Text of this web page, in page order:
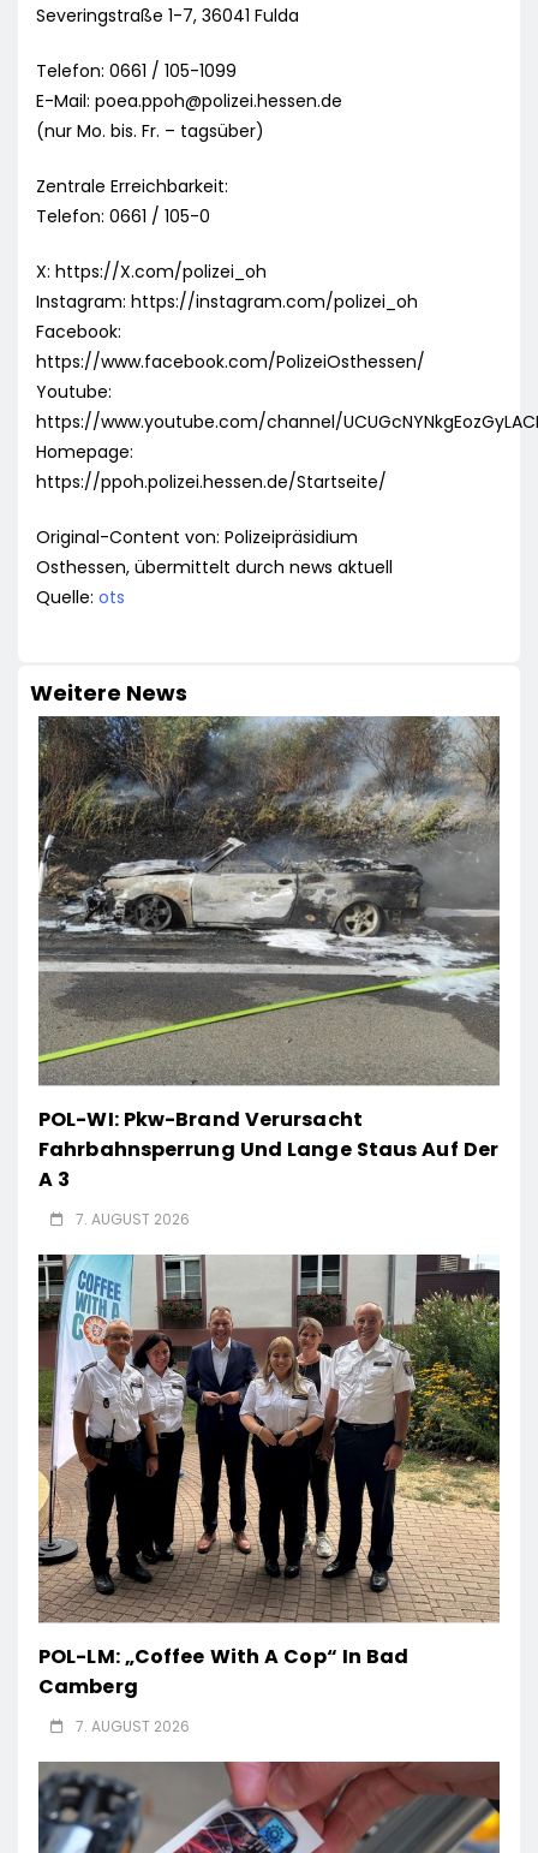
Severingstraße 1-7, 36041 Fulda
Telefon: 0661 / 105-1099
E-Mail: poea.ppoh@polizei.hessen.de
(nur Mo. bis. Fr. – tagsüber)
Zentrale Erreichbarkeit:
Telefon: 0661 / 105-0
X: https://X.com/polizei_oh
Instagram: https://instagram.com/polizei_oh
Facebook:
https://www.facebook.com/PolizeiOsthessen/
Youtube:
https://www.youtube.com/channel/
Homepage:
https://ppoh.polizei.hessen.de/Startseite/
Original-Content von: Polizeipräsidium
Osthessen, übermittelt durch news aktuell
Quelle: ots
Weitere News
POL-WI: Pkw-Brand Verursacht
Fahrbahnsperrung Und Lange Staus Auf Der
A 3
7. AUGUST 2026
POL-LM: „Coffee With A Cop“ In Bad
Camberg
7. AUGUST 2026